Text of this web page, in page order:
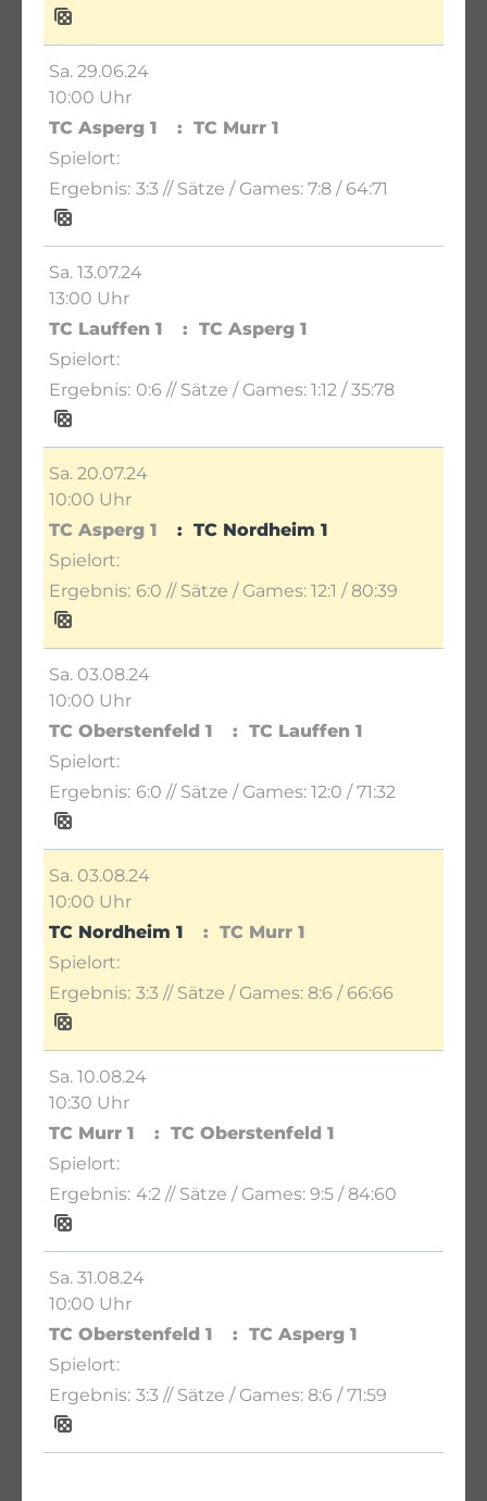
Sa. 29.06.24
10:00 Uhr
TC Asperg 1
TC Murr 1
3:3 // Sätze / Games: 7:8 / 64:71
Sa. 13.07.24
13:00 Uhr
TC Lauffen 1
TC Asperg 1
0:6 // Sätze / Games: 1:12 / 35:78
Sa. 20.07.24
10:00 Uhr
TC Asperg 1
TC Nordheim 1
6:0 // Sätze / Games: 12:1 / 80:39
Sa. 03.08.24
10:00 Uhr
TC Oberstenfeld 1
TC Lauffen 1
6:0 // Sätze / Games: 12:0 / 71:32
Sa. 03.08.24
10:00 Uhr
TC Nordheim 1
TC Murr 1
3:3 // Sätze / Games: 8:6 / 66:66
Sa. 10.08.24
10:30 Uhr
TC Murr 1
TC Oberstenfeld 1
4:2 // Sätze / Games: 9:5 / 84:60
Sa. 31.08.24
10:00 Uhr
TC Oberstenfeld 1
TC Asperg 1
3:3 // Sätze / Games: 8:6 / 71:59